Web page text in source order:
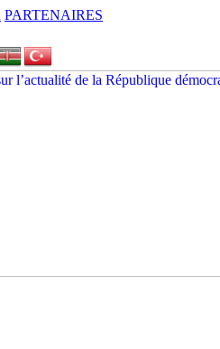
PARTENAIRES